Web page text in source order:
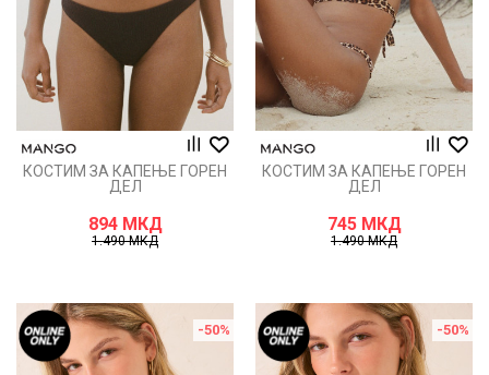
КОСТИМ ЗА КАПЕЊЕ ГОРЕН
ДЕЛ
894 МКД
1.490МКД
КОСТИМ ЗА КАПЕЊЕ ГОРЕН
ДЕЛ
745 МКД
1.490МКД
-50% -50%